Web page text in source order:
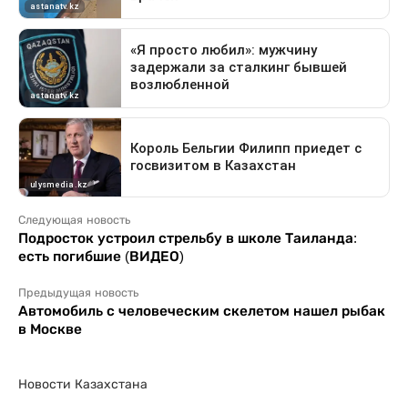
Следующая новость
Подросток устроил стрельбу в школе Таиланда:
есть погибшие (ВИДЕО)
Предыдущая новость
Автомобиль с человеческим скелетом нашел рыбак
в Москве
Новости Казахстана